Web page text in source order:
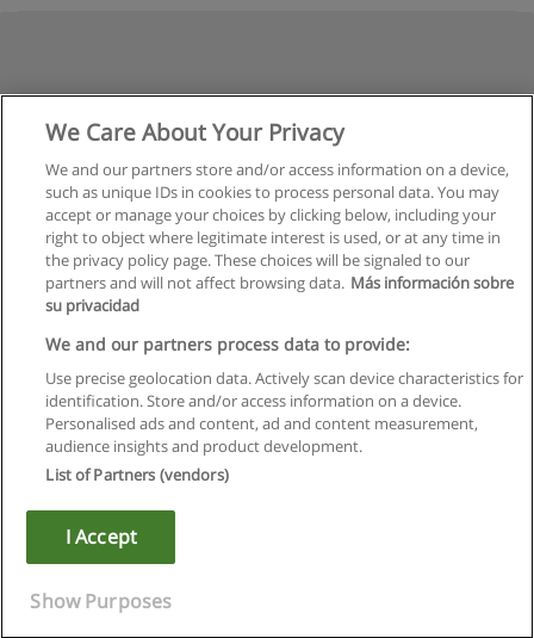
Regras de uso
Privacidade de dados
Copyright © Educaedu Business S.L. - CIF : B-95610580: -
We Care About Your Privacy
We and our partners store and/or access information on a device,
such as unique IDs in cookies to process personal data. You may
accept or manage your choices by clicking below, including your
right to object where legitimate interest is used, or at any time in
the privacy policy page. These choices will be signaled to our
partners and will not affect browsing data. Más información sobre
su privacidad
We and our partners process data to provide:
Use precise geolocation data. Actively scan device characteristics for
identification. Store and/or access information on a device.
Personalised ads and content, ad and content measurement,
audience insights and product development.
List of Partners (vendors)
I Accept
Show Purposes